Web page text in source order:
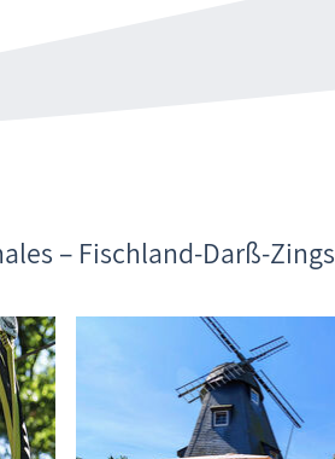
– Fischland-Darß-